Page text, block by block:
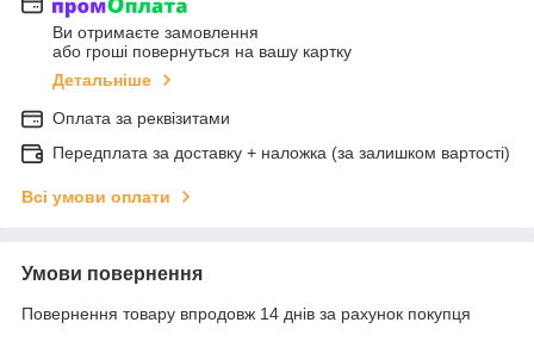
Ви отримаєте замовлення
або гроші повернуться на вашу картку
Детальніше
Оплата за реквізитами
Передплата за доставку + наложка (за залишком вартості)
Всі умови оплати
Умови повернення
Повернення товару впродовж 14 днів за рахунок покупця